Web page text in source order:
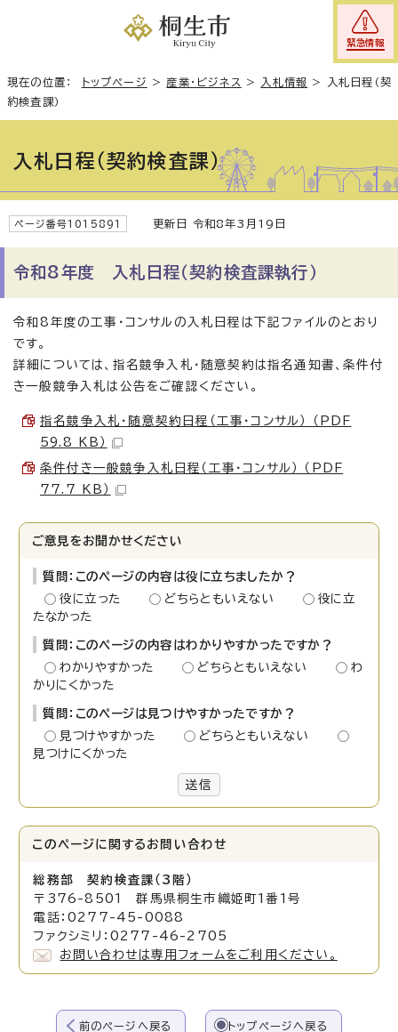
緊急情報
現在の位置： トップページ > 産業・ビジネス > 入札情報 >
入札日程（契
約検査課）
入札日程（契約検査課）
ページ番号1015891 更新日 令和8年3月19日
令和8年度 入札日程（契約検査課執行）
令和8年度の工事・コンサルの入札日程は下記ファイルのとおり
です。
詳細については、指名競争入札・随意契約は指名通知書、条件付
き一般競争入札は公告をご確認ください。
指名競争入札・随意契約日程（工事・コンサル） （PDF
59.8 KB）
条件付き一般競争入札日程（工事・コンサル） （PDF
77.7 KB）
ご意見をお聞かせください
質問：このページの内容は役に立ちましたか？
役に立った
どちらともいえない
役に立
たなかった
質問：このページの内容はわかりやすかったですか？
わかりやすかった
どちらともいえない
わ
かりにくかった
質問：このページは見つけやすかったですか？
見つけやすかった
どちらともいえない
見つけにくかった
送信
このページに関する お問い合わせ
総務部 契約検査課（3階）
〒376-8501 群馬県桐生市織姫町1番1号
電話：0277-45-0088
ファクシミリ：0277-46-2705
お問い合わせは専用フォームをご利用ください。
前のページへ戻る トップページへ戻る